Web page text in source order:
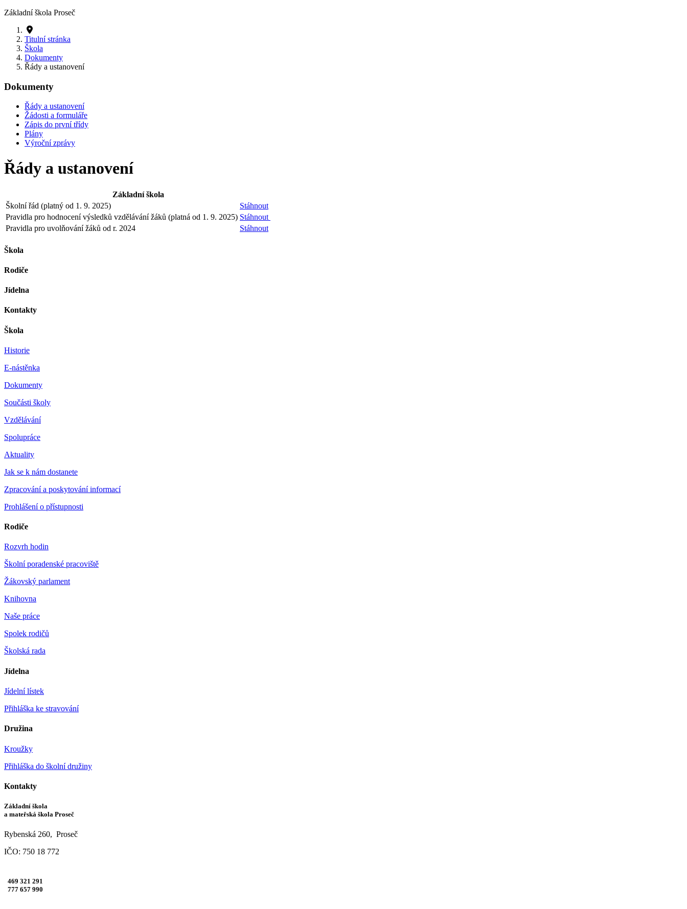
Základní škola Proseč
Titulní stránka
Škola
Dokumenty
Řády a ustanovení
Dokumenty
Řády a ustanovení
Žádosti a formuláře
Zápis do první třídy
Plány
Výroční zprávy
Řády a ustanovení
Základní škola
Školní řád (platný od 1. 9. 2025)
Stáhnout
Pravidla pro hodnocení výsledků vzdělávání žáků (platná od 1. 9. 2025) Stáhnout
Pravidla pro uvolňování žáků od r. 2024
Stáhnout
Škola
Rodiče
Jídelna
Kontakty
Škola
Historie
E-nástěnka
Dokumenty
Součásti školy
Vzdělávání
Spolupráce
Aktuality
Jak se k nám dostanete
Zpracování a poskytování informací
Prohlášení o přístupnosti
Rodiče
Rozvrh hodin
Školní poradenské pracoviště
Žákovský parlament
Knihovna
Naše práce
Spolek rodičů
Školská rada
Jídelna
Jídelní lístek
Přihláška ke stravování
Družina
Kroužky
Přihláška do školní družiny
Kontakty
Základní škola
a mateřská škola Proseč
Rybenská 260, Proseč
IČO: 750 18 772
469 321 291
777 657 990